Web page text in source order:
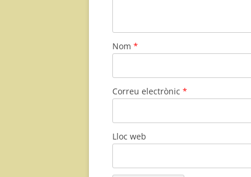
Nom *
Correu electrònic *
Lloc web